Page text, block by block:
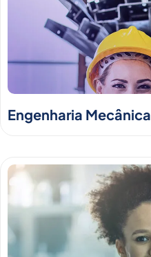
Engenharia Mecânica